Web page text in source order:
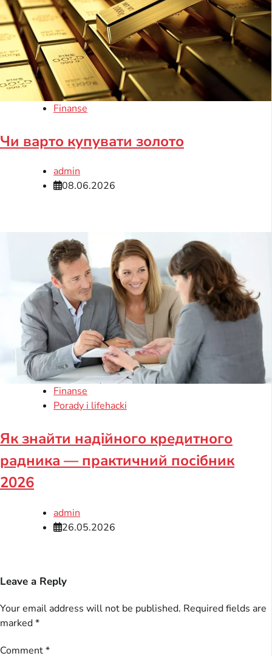
Finanse
Чи варто купувати золото
admin
08.06.2026
Finanse
Porady i lifehacki
Як знайти надійного кредитного
радника — практичний посібник
2026
admin
26.05.2026
Leave a Reply
Your email address will not be published. Required fields are
marked*
Comment*